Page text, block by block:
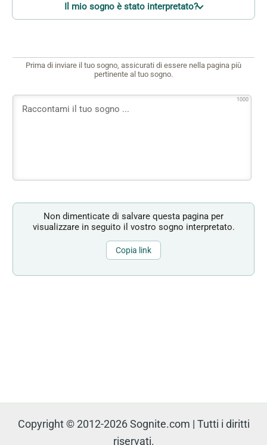
Il mio sogno è stato interpretato?
Prima di inviare il tuo sogno, assicurati di essere nella pagina più
pertinente al tuo sogno.
1000
Non dimenticate di salvare questa pagina per
visualizzare in seguito il vostro sogno interpretato.
Copia link
Copyright © 2012-2026 Sognite.com | Tutti i diritti
riservati.